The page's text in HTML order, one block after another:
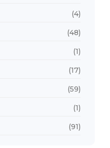
(4)
(48)
(1)
(17)
(59)
(1)
(91)